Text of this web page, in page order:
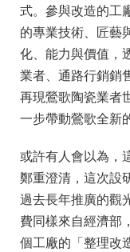
式。參與改造的工
的專業技術、匠藝
化、能力與價值，
業者、通路行銷銷
再現鶯歌陶瓷業者
一步帶動鶯歌全新
或許有人會以為，
鄭重澄清，這次設
過去長年推廣的觀
費同樣來自經濟部
個工廠的「整理改